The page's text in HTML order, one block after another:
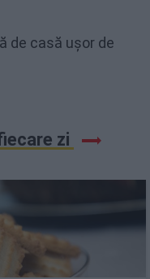
de casă ușor de
zi